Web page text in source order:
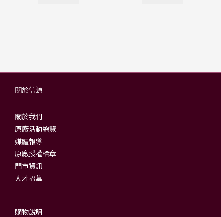
關於信源
關於我們
原廠活動總覽
媒體報導
原廠授權標章
門市資訊
人才招募
購物說明